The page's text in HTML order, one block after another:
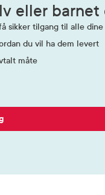
eller
sikker tilgang til alle
du vil ha dem levert
måte